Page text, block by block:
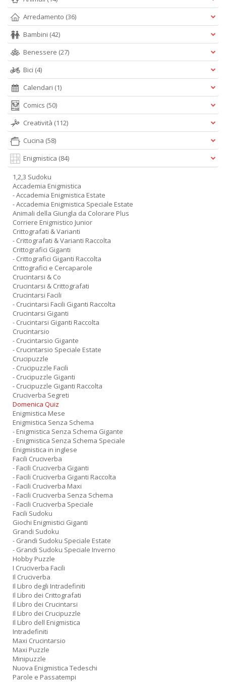
Arredamento (36)
Bambini (42)
Benessere (27)
Bici (4)
Calendari (1)
Comics (50)
Creatività (112)
Cucina (58)
Enigmistica (84)
1,2,3 Sudoku
Accademia Enigmistica
- Accademia Enigmistica Estate
- Accademia Enigmistica Speciale Estate
Animali della Giungla da Colorare Plus
Corriere Enigmistico Junior
Crittografati & Varianti
- Crittografati & Varianti Raccolta
Crittografici Giganti
- Crittografici Giganti Raccolta
Crittografici e Cercaparole
Crucintarsi & Co
Crucintarsi & Crittografati
Crucintarsi Facili
- Crucintarsi Facili Giganti Raccolta
Crucintarsi Giganti
- Crucintarsi Giganti Raccolta
Crucintarsio
- Crucintarsio Gigante
- Crucintarsio Speciale Estate
Crucipuzzle
- Crucipuzzle Facili
- Crucipuzzle Giganti
- Crucipuzzle Giganti Raccolta
Cruciverba Segreti
Domenica Quiz
Enigmistica Mese
Enigmistica Senza Schema
- Enigmistica Senza Schema Gigante
- Enigmistica Senza Schema Speciale
Enigmistica in inglese
Facili Cruciverba
- Facili Cruciverba Giganti
- Facili Cruciverba Giganti Raccolta
- Facili Cruciverba Maxi
- Facili Cruciverba Senza Schema
- Facili Cruciverba Speciale
Facili Sudoku
Giochi Enigmistici Giganti
Grandi Sudoku
- Grandi Sudoku Speciale Estate
- Grandi Sudoku Speciale Inverno
Hobby Puzzle
I Cruciverba Facili
Il Cruciverba
Il Libro degli Intradefiniti
Il Libro dei Crittografati
Il Libro dei Crucintarsi
Il Libro dei Crucipuzzle
Il Libro dell Enigmistica
Intradefiniti
Maxi Crucintarsio
Maxi Puzzle
Minipuzzle
Nuova Enigmistica Tedeschi
Parole e Passatempi